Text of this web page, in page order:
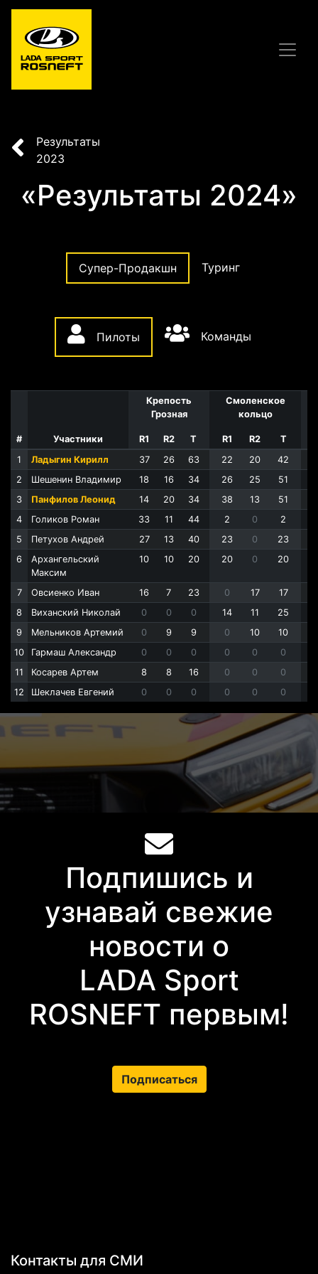
Результаты
2023
«Результаты 2024»
Супер-Продакшн Туринг
Пилоты Команды
# Участники
Крепость
Грозная
R1 R2 T
Смоленское
кольцо
R1 R2 T
1
Ладыгин Кирилл 37 26 63 22 20 42
2
Шешенин Владимир 18 16 34 26 25 51
3
Панфилов Леонид 14 20 34 38 13 51
4
Голиков Роман 33 11 44 2 0 2
5
Петухов Андрей 27 13 40 23 0 23
6
Архангельский
Максим
10 10 20 20 0 20
7 Овсиенко Иван 16 7 23 0 17
17
8
Виханский Николай 0 0 0 14 11 25
9
Мельников Артемий 0 9 9 0 10 10
10
Гармаш Александр 0 0 0 0 0 0
11
Косарев Артем 8 8 16 0 0
0
12
Шеклачев Евгений 0 0 0 0 0 0
Подпишись и
узнавай свежие
новости о
LADA Sport
ROSNEFT первым!
Подписаться
Контакты для СМИ